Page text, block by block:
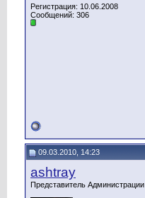
Регистрация: 10.06.2008
Сообщений: 306
09.03.2010, 14:23
ashtray
Представитель Администрации